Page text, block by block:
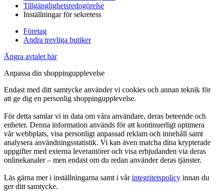
Tillgänglighetsredogörelse
Inställningar för sekretess
Företag
Andra trevliga butiker
Ångra avtalet här
Anpassa din shoppingupplevelse
Endast med ditt samtycke använder vi cookies och annan teknik för
att ge dig en personlig shoppingupplevelse.
För detta samlar vi in data om våra användare, deras beteende och
enheter. Denna information används för att kontinuerligt optimera
vår webbplats, visa personligt anpassad reklam och innehåll samt
analysera användningsstatistik. Vi kan även matcha dina krypterade
uppgifter med externa leverantörer och visa erbjudanden via deras
onlinekanaler – men endast om du redan använder deras tjänster.
Läs gärna mer i inställningarna samt i vårintegritetspolicy innan du
ger ditt samtycke.